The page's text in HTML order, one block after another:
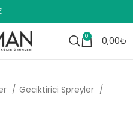
0 0,00₺
Geciktirici Spreyler